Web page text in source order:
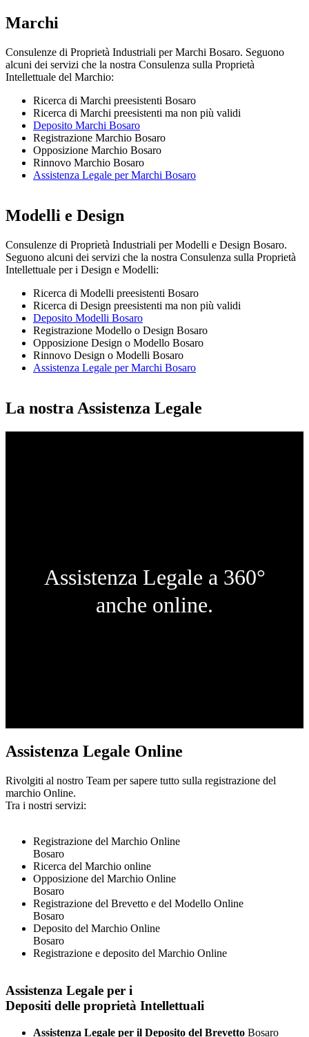
Marchi
Consulenze di Proprietà Industriali per Marchi Bosaro. Seguono
alcuni dei servizi che la nostra Consulenza sulla Proprietà
Intellettuale del Marchio:
Ricerca di Marchi preesistenti Bosaro
Ricerca di Marchi preesistenti ma non più validi
Deposito Marchi Bosaro
Registrazione Marchio Bosaro
Opposizione Marchio Bosaro
Rinnovo Marchio Bosaro
Assistenza Legale per Marchi Bosaro
Modelli e Design
Consulenze di Proprietà Industriali per Modelli e Design Bosaro.
Seguono alcuni dei servizi che la nostra Consulenza sulla Proprietà
Intellettuale per i Design e Modelli:
Ricerca di Modelli preesistenti Bosaro
Ricerca di Design preesistenti ma non più validi
Deposito Modelli Bosaro
Registrazione Modello o Design Bosaro
Opposizione Design o Modello Bosaro
Rinnovo Design o Modelli Bosaro
Assistenza Legale per Marchi Bosaro
La nostra Assistenza Legale
Assistenza Legale a 360°
anche online.
Assistenza Legale Online
Rivolgiti al nostro Team per sapere tutto sulla registrazione del
marchio Online.
Tra i nostri servizi:
Registrazione del Marchio Online
Bosaro
Ricerca del Marchio online
Opposizione del Marchio Online
Bosaro
Registrazione del Brevetto e del Modello Online
Bosaro
Deposito del Marchio Online
Bosaro
Registrazione e deposito del Marchio Online
Assistenza Legale per i
Depositi delle proprietà Intellettuali
Assistenza Legale per il Deposito del Brevetto Bosaro